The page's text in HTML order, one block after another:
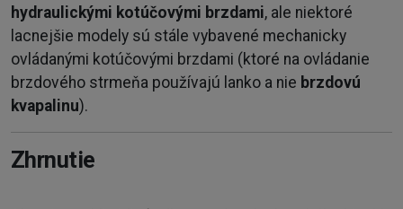
hydraulickými kotúčovými brzdami, ale niektoré
lacnejšie modely sú stále vybavené mechanicky
ovládanými kotúčovými brzdami (ktoré na ovládanie
brzdového strmeňa používajú lanko a nie brzdovú
kvapalinu).
Zhrnutie